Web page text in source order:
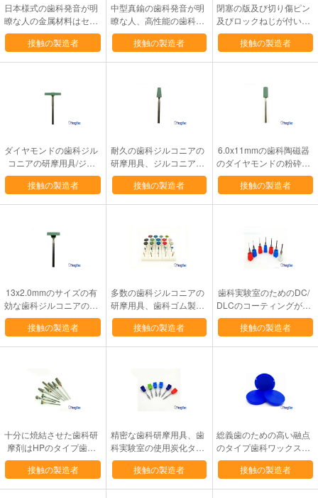
日本様式の歯科発音が明
瞭な人の金属材料はセリ
ウム/ISOの承認をしまし
た
接触の製造者
中型真鍮の歯科発音が明
瞭な人、高性能の歯科実
験室の供給
接触の製造者
閉塞の版及び切り傷ピン
及びロックねじが付いて
いる大きい磁気総義歯の
発音が明瞭な人
接触の製造者
ダイヤモンドの歯科ジル
コニアの研摩用具/ジル
コニアの陶磁器の磨くタ
ーボ粉砕機
接触の製造者
耐久の歯科ジルコニアの
研摩用具、ジルコニアの
歯の陶磁器のダイヤモン
ドの粉砕機
接触の製造者
6.0x11mmの歯科陶磁器
のダイヤモンドの粉砕機
のジルコニアの歯使用法
を終えることひくこと及
接触の製造者
13x2.0mmのサイズの有
効な歯科ジルコニアの研
摩用具/歯科ジルコニア
の粉砕機
接触の製造者
多数の歯科ジルコニアの
研摩用具、歯科ゴム製ダ
イヤモンドによって浸透
させるポリッシャ
接触の製造者
歯科実験室のためのDC/
DLCのコーティングが付
いているCAD CAMの歯
科フライス
接触の製造者
十分に焼結させた歯科研
摩剤はHPのタイプ歯科
実験室のダイヤモンドバ
ールに用具を使います
接触の製造者
精密な歯科研摩用具、歯
科実験室の使用炭化タン
グステンのカッター
接触の製造者
総義歯のための高い融点
のタイプ歯科ワックスは
利用できる98/95/89mm
Diaを戴冠させます
接触の製造者